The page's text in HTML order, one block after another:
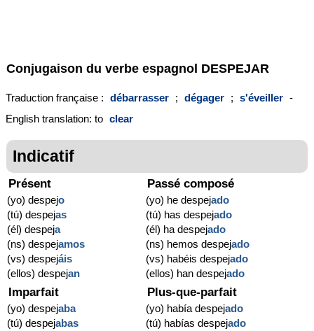
Conjugaison du verbe espagnol DESPEJAR
Traduction française : débarrasser ; dégager ; s'éveiller -
English translation: to clear
Indicatif
Présent
(yo) despejo
(tú) despejas
(él) despeja
(ns) despejamos
(vs) despejáis
(ellos) despejan
Passé composé
(yo) he despejado
(tú) has despejado
(él) ha despejado
(ns) hemos despejado
(vs) habéis despejado
(ellos) han despejado
Imparfait
(yo) despejaba
(tú) despejabas
Plus-que-parfait
(yo) había despejado
(tú) habías despejado